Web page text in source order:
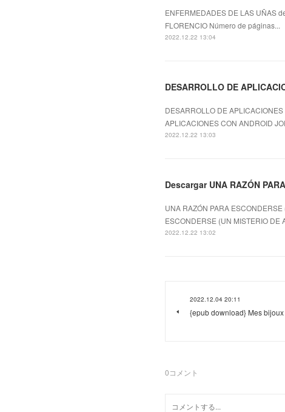
ENFERMEDADES DE LAS UÑAS
FLORENCIO Número de páginas...
2022.12.22 13:04
DESARROLLO DE
DESARROLLO DE
APLICACIONES CON ANDROID
2022.12.22 13:03
Descargar UNA RAZÓN
UNA RAZÓN PARA
ESCONDERSE (UN MISTERIO DE
2022.12.22 13:02
2022.12.04 20:11
{epub download} Mes
0コメント